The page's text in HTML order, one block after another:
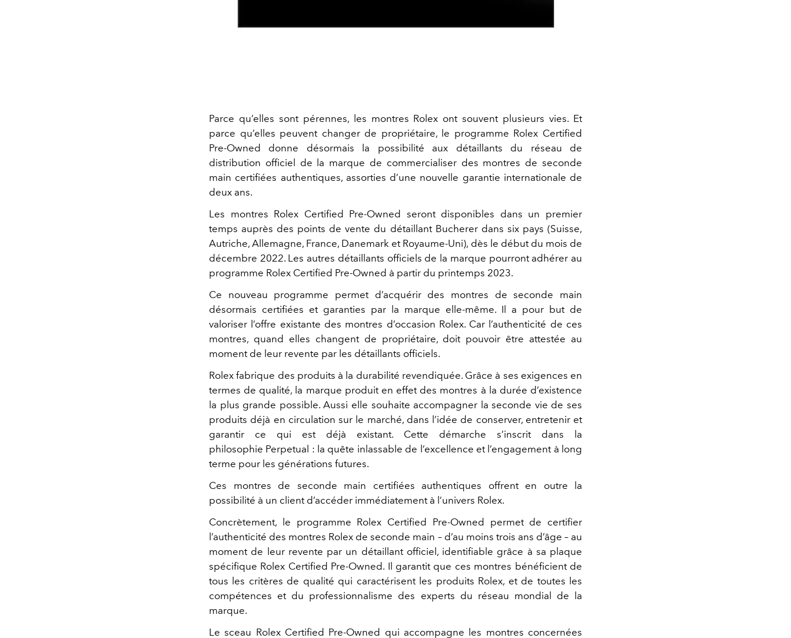
Parce qu’elles sont pérennes, les montres Rolex ont souvent plusieurs vies. Et
parce qu’elles peuvent changer de propriétaire, le programme Rolex Certified
Pre‑Owned donne désormais la possibilité aux détaillants du réseau de
distribution officiel de la marque de commercialiser des montres de seconde
main certifiées authentiques, assorties d’une nouvelle garantie internationale de
deux ans.
Les montres Rolex Certified Pre‑Owned seront disponibles dans un premier
temps auprès des points de vente du détaillant Bucherer dans six pays (Suisse,
Autriche, Allemagne, France, Danemark et Royaume‑Uni), dès le début du mois de
décembre 2022. Les autres détaillants officiels de la marque pourront adhérer au
programme Rolex Certified Pre‑Owned à partir du printemps 2023.
Ce nouveau programme permet d’acquérir des montres de seconde main
désormais certifiées et garanties par la marque elle‑même. Il a pour but de
valoriser l’offre existante des montres d’occasion Rolex. Car l’authenticité de ces
montres, quand elles changent de propriétaire, doit pouvoir être attestée au
moment de leur revente par les détaillants officiels.
Rolex fabrique des produits à la durabilité revendiquée. Grâce à ses exigences en
termes de qualité, la marque produit en effet des montres à la durée d’existence
la plus grande possible. Aussi elle souhaite accompagner la seconde vie de ses
produits déjà en circulation sur le marché, dans l’idée de conserver, entretenir et
garantir ce qui est déjà existant. Cette démarche s’inscrit dans la
philosophie Perpetual : la quête inlassable de l’excellence et l’engagement à long
terme pour les générations futures.
Ces montres de seconde main certifiées authentiques offrent en outre la
possibilité à un client d’accéder immédiatement à l’univers Rolex.
Concrètement, le programme Rolex Certified Pre‑Owned permet de certifier
l’authenticité des montres Rolex de seconde main – d’au moins trois ans d’âge – au
moment de leur revente par un détaillant officiel, identifiable grâce à sa plaque
spécifique Rolex Certified Pre-Owned. Il garantit que ces montres bénéficient de
tous les critères de qualité qui caractérisent les produits Rolex, et de toutes les
compétences et du professionnalisme des experts du réseau mondial de la
marque.
Le sceau Rolex Certified Pre‑Owned qui accompagne les montres concernées